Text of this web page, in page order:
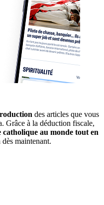
des articles que vous
Grâce à la déduction fiscale,
catholique au monde tout en
maintenant.